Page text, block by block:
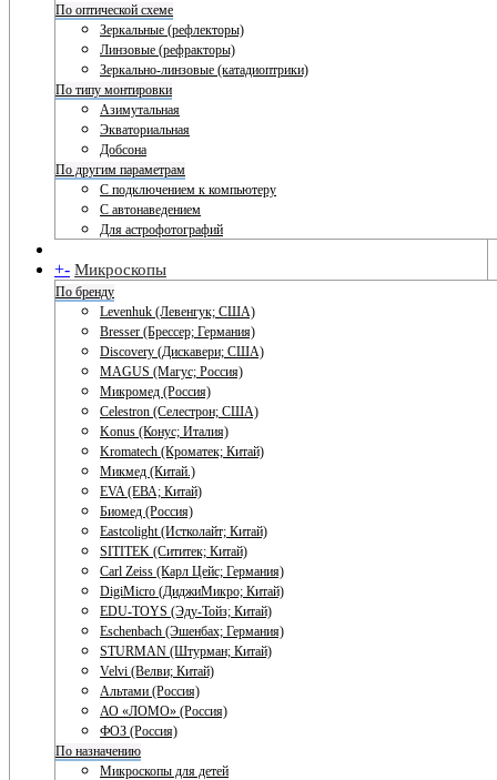
По оптической схеме
Зеркальные (рефлекторы)
Линзовые (рефракторы)
Зеркально-линзовые (катадиоптрики)
По типу монтировки
Азимутальная
Экваториальная
Добсона
По другим параметрам
С подключением к компьютеру
С автонаведением
Для астрофотографий
+- Микроскопы
По бренду
Levenhuk (Левенгук; США)
Bresser (Брессер; Германия)
Discovery (Дискавери; США)
MAGUS (Магус; Россия)
Микромед (Россия)
Celestron (Селестрон; США)
Konus (Конус; Италия)
Kromatech (Кроматек; Китай)
Микмед (Китай.)
EVA (ЕВА; Китай)
Биомед (Россия)
Eastcolight (Истколайт; Китай)
SITITEK (Сититек; Китай)
Carl Zeiss (Карл Цейс; Германия)
DigiMicro (ДиджиМикро; Китай)
EDU-TOYS (Эду-Тойз; Китай)
Eschenbach (Эшенбах; Германия)
STURMAN (Штурман; Китай)
Velvi (Велви; Китай)
Альтами (Россия)
АО «ЛОМО» (Россия)
ФОЗ (Россия)
По назначению
Микроскопы для детей